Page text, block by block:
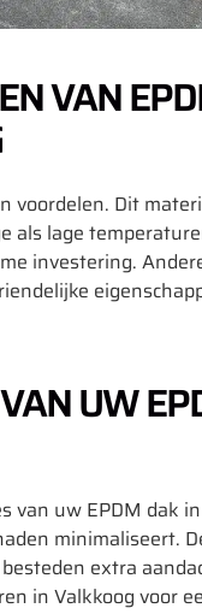
VAN
voordelen. Dit
als lage
investering.
UW
uw EPDM dak
minimaliseert.
extra
in Valkkoog voor